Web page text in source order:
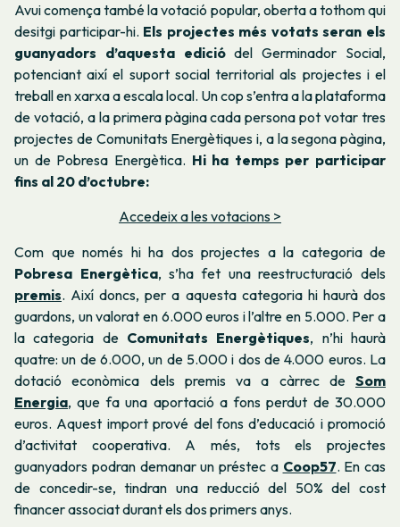
Avui comença també la votació popular, oberta a tothom qui
desitgi participar-hi. Els projectes més votats seran els
guanyadors d’aquesta ediciódel Germinador Social,
potenciant així el suport social territorial als projectes i el
treball en xarxa a escala local. Un cop s’entra a la plataforma
de votació, a la primera pàgina cada persona pot votar tres
projectes de Comunitats Energètiques i, a la segona pàgina,
un de Pobresa Energètica. Hi ha temps per participar
fins al 20 d’octubre:
Accedeix a les votacions >
Com que només hi ha dos projectes a la categoria de
Pobresa Energètica, s’ha fet una reestructuració dels
premis. Així doncs, per a aquesta categoria hi haurà dos
guardons, un valorat en 6.000 euros i l’altre en 5.000. Per a
la categoria de Comunitats Energètiques, n’hi haurà
quatre: un de 6.000, un de 5.000 i dos de 4.000 euros. La
dotació econòmica dels premis va a càrrec de Som
Energia, que fa una aportació a fons perdut de 30.000
euros. Aquest import prové del fons d’educació i promoció
d’activitat cooperativa. A més, tots els projectes
guanyadors podran demanar un préstec a Coop57. En cas
de concedir-se, tindran una reducció del 50% del cost
financer associat durant els dos primers anys.